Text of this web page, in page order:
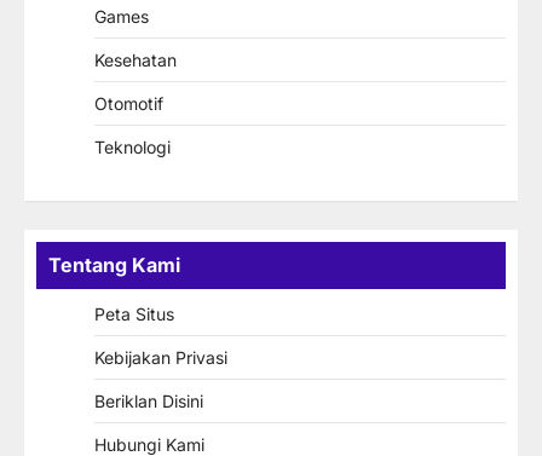
Games
Kesehatan
Otomotif
Teknologi
Tentang Kami
Peta Situs
Kebijakan Privasi
Beriklan Disini
Hubungi Kami